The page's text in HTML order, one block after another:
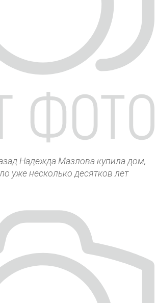
Надежда Мазлова купила дом,
уже несколько десятков лет